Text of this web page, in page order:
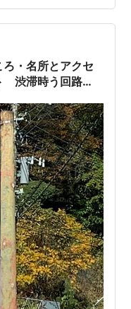
「同調圧力」にな
）といい、外に向か
（おうよう）」な
過ぎると「図…
・名所とアクセ
渋滞時う回路